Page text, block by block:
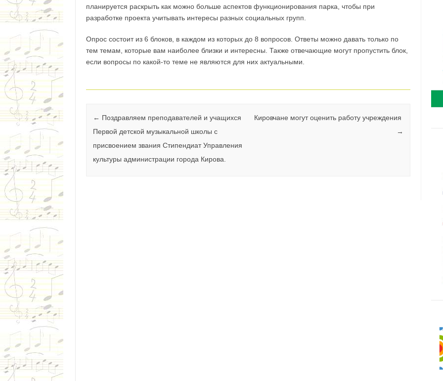
планируется раскрыть как можно больше аспектов функционирования парка, чтобы при
разработке проекта учитывать интересы разных социальных групп.
Опрос состоит из 6 блоков, в каждом из которых до 8 вопросов. Ответы можно давать только по
тем темам, которые вам наиболее близки и интересны. Также отвечающие могут пропустить блок,
если вопросы по какой-то теме не являются для них актуальными.
Навигация по записям
← Поздравляем преподавателей и учащихся
Первой детской музыкальной школы с
присвоением звания Стипендиат Управления
культуры администрации города Кирова.
Кировчане могут оценить работу учреждения
→